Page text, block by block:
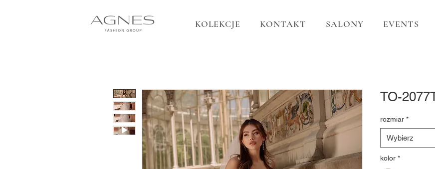
KOLEKCJE KONTAKT SALONY EVENTS
TO-
rozmiar *
Wybierz
kolor *